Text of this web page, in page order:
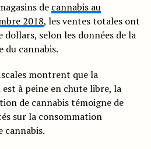
de cannabis au
2018, les ventes totales ont
selon les données de la
du cannabis.
montrent que la
à peine en chute libre, la
de cannabis témoigne de
sur la consommation
cannabis.